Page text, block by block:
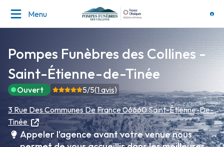
Menu
Pompes Funèbres des Collines -
Saint-Étienne-de-Tinée
Ouvert 5/5(1avis)
3 Rue Des Communes De France06660 Saint-Étienne-De-
Tinée
Appeler l'agence avant votre venue nous